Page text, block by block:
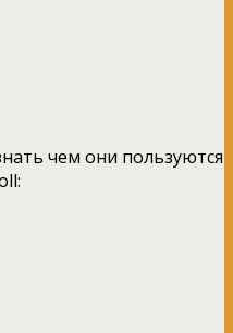
чем они пользуются